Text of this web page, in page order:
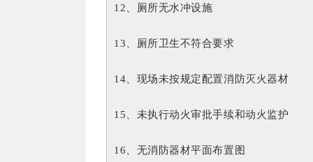
12、厕所无水冲设施
13、厕所卫生不符合要求
14、现场未按规定配置消防灭火器材
15、未执行动火审批手续和动火监护
16、无消防器材平面布置图